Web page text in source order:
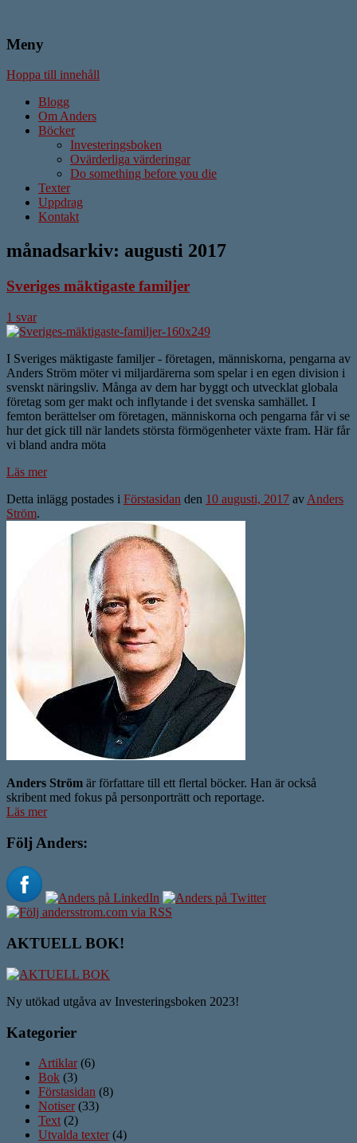
Anders Ström
Författare & Skribent
Meny
Hoppa till innehåll
Blogg
Om Anders
Böcker
Investeringsboken
Ovärderliga värderingar
Do something before you die
Texter
Uppdrag
Kontakt
månadsarkiv: augusti 2017
Sveriges mäktigaste familjer
1 svar
I Sveriges mäktigaste familjer - företagen, människorna, pengarna av
Anders Ström möter vi miljardärerna som spelar i en egen division i
svenskt näringsliv. Många av dem har byggt och utvecklat globala
företag som ger makt och inflytande i det svenska samhället. I
femton berättelser om företagen, människorna och pengarna får vi se
hur det gick till när landets största förmögenheter växte fram. Här får
vi bland andra möta
Läs mer
Detta inlägg postades i Förstasidan den 10 augusti, 2017 av Anders
Ström.
Anders Ström är författare till ett flertal böcker. Han är också
skribent med fokus på personporträtt och reportage.
Läs mer
Följ Anders:
AKTUELL BOK!
Ny utökad utgåva av Investeringsboken 2023!
Kategorier
Artiklar(6)
Bok (3)
Förstasidan (8)
Notiser(33)
Text (2)
Utvalda texter(4)